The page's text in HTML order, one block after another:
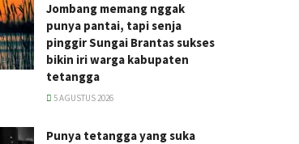
Jombang memang nggak
punya pantai, tapi senja
pinggir Sungai Brantas sukses
bikin iri warga kabupaten
tetangga
5 AGUSTUS 2026
Punya tetangga yang suka